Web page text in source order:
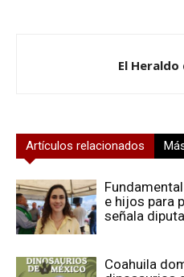
El
Artículos relacionados
e hijos para
señala
Coahuila